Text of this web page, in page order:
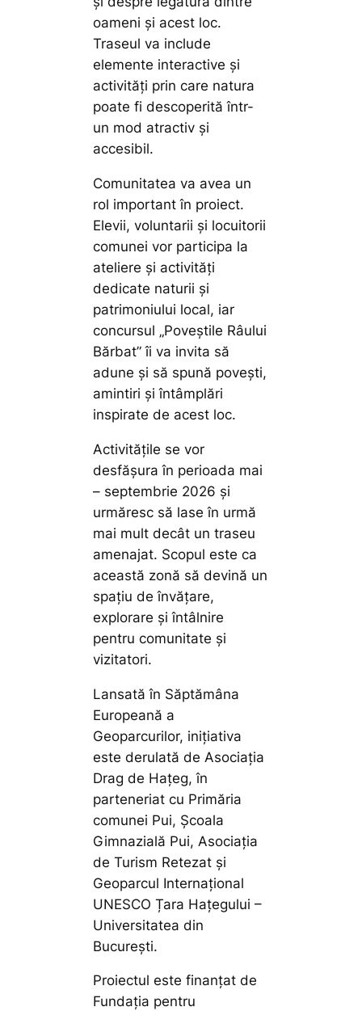
oameni și acest loc.
Traseul va include
elemente interactive și
activități prin care natura
poate fi descoperită într-
un mod atractiv și
accesibil.
Comunitatea va avea un
rol important în proiect.
Elevii, voluntarii și locuitorii
comunei vor participa la
ateliere și activități
dedicate naturii și
patrimoniului local, iar
concursul „Poveștile Râului
Bărbat” îi va invita să
adune și să spună povești,
amintiri și întâmplări
inspirate de acest loc.
Activitățile se vor
desfășura în perioada mai
– septembrie 2026 și
urmăresc să lase în urmă
mai mult decât un traseu
amenajat. Scopul este ca
această zonă să devină un
spațiu de învățare,
explorare și întâlnire
pentru comunitate și
vizitatori.
Lansată în Săptămâna
Europeană a
Geoparcurilor, inițiativa
este derulată de Asociația
Drag de Hațeg, în
parteneriat cu Primăria
comunei Pui, Școala
Gimnazială Pui, Asociația
de Turism Retezat și
Geoparcul Internațional
UNESCO Țara Hațegului –
Universitatea din
București.
Proiectul este finanțat de
Fundația pentru